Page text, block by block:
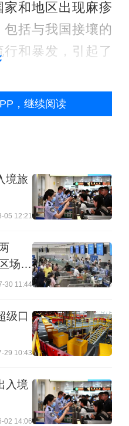
和地区出现麻疹
括与我国接壤的
和暴发，引起了
的“2026年3月全国
人发病，2人死
人数也在100-200
而死亡；登革热、
雅热和人感染新亚
、21、4和3人发
传染病管理，意
上报和应急处置
排查，更快阻断
，继续阅读
境旅
05 12:21
场地
30 11:44
级口
29 10:43
入境
02 14:06